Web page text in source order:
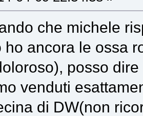
che michele
ho ancora le ossa
posso
venduti
di DW(non